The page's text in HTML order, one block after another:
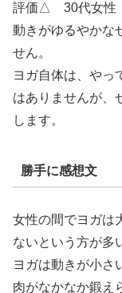
評価△ 30代女性
動きがゆるやかな
せん。
ヨガ自体は、やっ
はありませんが、
します。
勝手に感想文
女性の間でヨガは
ないという方が多
ヨガは動きが小さ
肉がなかなか鍛え